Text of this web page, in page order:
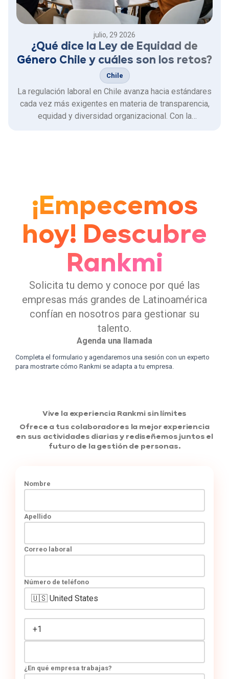
julio, 29 2026
¿Qué dice la Ley de Equidad de
Género Chile y cuáles son los retos?
Chile
La regulación laboral en Chile avanza hacia estándares
cada vez más exigentes en materia de transparencia,
equidad y diversidad organizacional. Con la
¡Empecemos
hoy! Descubre
Rankmi
Solicita tu demo y conoce por qué las
empresas más grandes de Latinoamérica
confían en nosotros para gestionar su
talento.
Agenda una llamada
Completa el formulario y agendaremos una sesión con un experto
para mostrarte cómo Rankmi se adapta a tu empresa.
Vive la experiencia Rankmi sin límites
Ofrece a tus colaboradores la mejor experiencia
en sus actividades diarias y rediseñemos juntos el
futuro de la gestión de personas.
Nombre
Apellido
Correo laboral
Número de teléfono
¿En qué empresa trabajas?